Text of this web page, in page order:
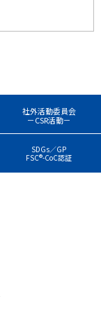
社外活動委員会
－CSR活動－
SDGs／GP
FSC®-CoC認証